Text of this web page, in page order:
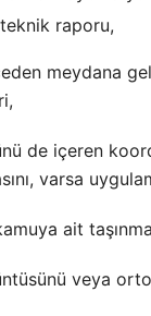
teknik raporu,
meydana
de içeren
varsa
ait
veya